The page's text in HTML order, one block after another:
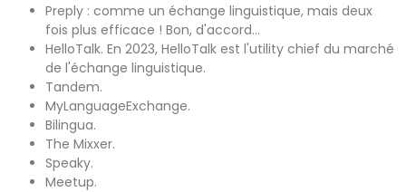
Preply : comme un échange linguistique, mais deux
fois plus efficace ! Bon, d'accord…
HelloTalk. En 2023, HelloTalk est l'utility chief du marché
de l'échange linguistique.
Tandem.
MyLanguageExchange.
Bilingua.
The Mixxer.
Speaky.
Meetup.